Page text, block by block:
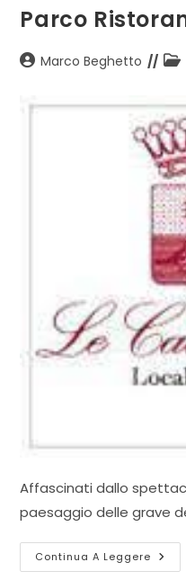
Parco
AutoreMarco Beghetto
Affascinati dallo
paesaggio delle grave
Continua A Leggere Parco